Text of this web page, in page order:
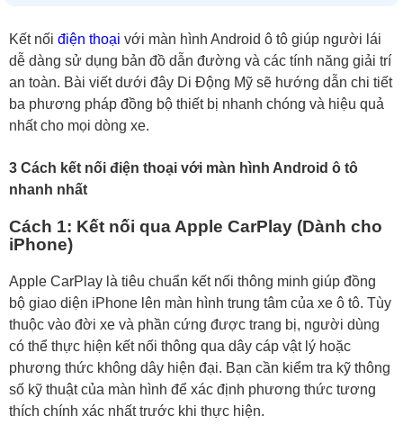
Cách 3: Kết nối qua Bluetooth (Chỉ nghe gọi
và nhạc)
Tại sao cần kết nối điện thoại với màn hình Android ô
tô?
5 Lỗi thường gặp và cách khắc phục
Nên chọn kết nối có dây hay không dây?
Kết nối điện thoại với màn hình Android ô tô giúp người lái
dễ dàng sử dụng bản đồ dẫn đường và các tính năng giải trí
an toàn. Bài viết dưới đây Di Động Mỹ sẽ hướng dẫn chi tiết
ba phương pháp đồng bộ thiết bị nhanh chóng và hiệu quả
nhất cho mọi dòng xe.
3 Cách kết nối điện thoại với màn hình Android ô tô
nhanh nhất
Cách 1: Kết nối qua Apple CarPlay (Dành cho
iPhone)
Apple CarPlay là tiêu chuẩn kết nối thông minh giúp đồng
bộ giao diện iPhone lên màn hình trung tâm của xe ô tô. Tùy
thuộc vào đời xe và phần cứng được trang bị, người dùng
có thể thực hiện kết nối thông qua dây cáp vật lý hoặc
phương thức không dây hiện đại. Bạn cần kiểm tra kỹ thông
số kỹ thuật của màn hình để xác định phương thức tương
thích chính xác nhất trước khi thực hiện.